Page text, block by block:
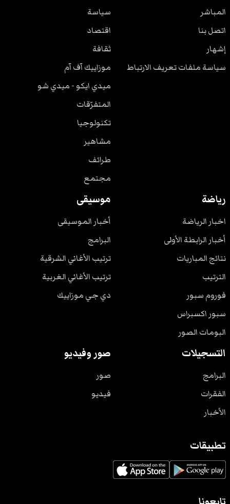
المباشر
اتصل بنا
إشهار
سياسة ملفات تعريف الارتباط
سياسة
اقتصاد
ثقافة
موزاييك آف آم
ميدي ايكو - ميدي شو
المتفرّقات
تكنولوجيا
مشاهير
طرائف
مجتمع
رياضة
اخبار الرياضة
أخبار الرابطة الأولى
نتائج المباريات
الترتيب
فوروم سبور
سبور اكسبراس
البومات الصور
موسيقى
أخبار الموسيقى
البرامج
ترتيب الأغاني الشرقية
ترتيب الأغاني الغربية
دي جي موزاييك
التسجيلات
البرامج
الفقرات
الأخبار
صور وفيديو
صور
فيديو
تطبيقات